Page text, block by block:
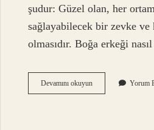
şudur: Güzel olan, her
sağlayabilecek bir zevke ve
olmasıdır. Boğa erkeği
Devamını okuyunBoğa
Burcu
Yorum